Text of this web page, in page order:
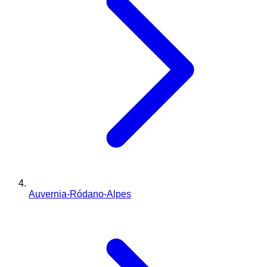
Auvernia-Ródano-Alpes